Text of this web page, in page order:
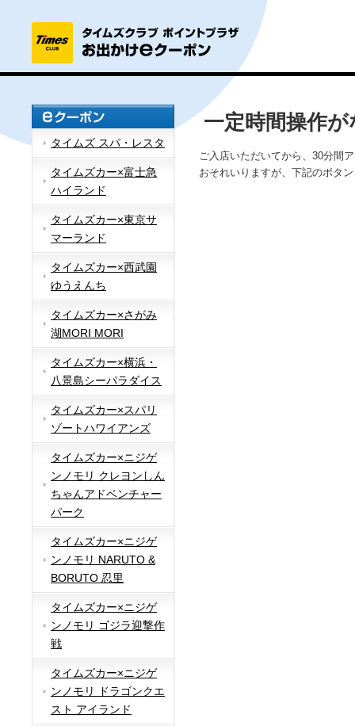
タイムズ スパ・レスタ
タイムズカー×富士急
ハイランド
タイムズカー×東京サ
マーランド
タイムズカー×西武園
ゆうえんち
タイムズカー×さがみ
湖MORI MORI
タイムズカー×横浜・
八景島シーパラダイス
タイムズカー×スパリ
ゾートハワイアンズ
タイムズカー×ニジゲ
ンノモリ クレヨンしん
ちゃんアドベンチャー
パーク
タイムズカー×ニジゲ
ンノモリ NARUTO &
BORUTO 忍里
タイムズカー×ニジゲ
ンノモリ ゴジラ迎撃作
戦
タイムズカー×ニジゲ
ンノモリ ドラゴンクエ
スト アイランド
一定時間操作
ご入店いただいてから、30分間
おそれいりますが、下記のボタ